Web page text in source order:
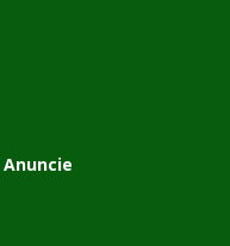
Anuncie